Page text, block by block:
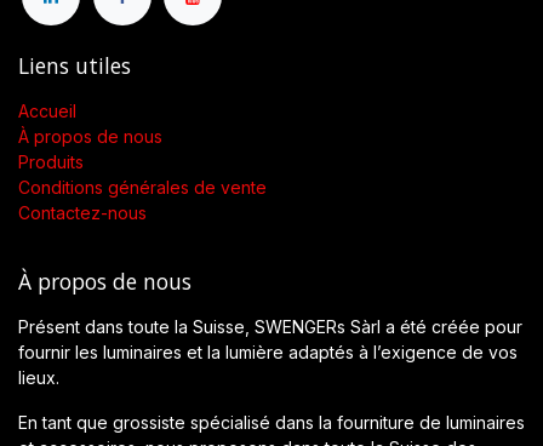
Liens utiles
Accueil
À propos de nous
Produits
Conditions générales de vente
Contactez-nous
À propos de nous
Présent dans toute la Suisse, SWENGERs Sàrl a été créée pour
fournir les luminaires et la lumière adaptés à l’exigence de vos
lieux.
En tant que grossiste spécialisé dans la fourniture de luminaires